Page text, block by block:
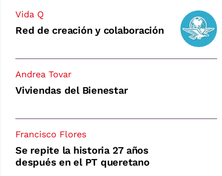
Vida Q
Red de creación y colaboración
Andrea Tovar
Viviendas del Bienestar
Francisco Flores
Se repite la historia 27 años
después en el PT queretano